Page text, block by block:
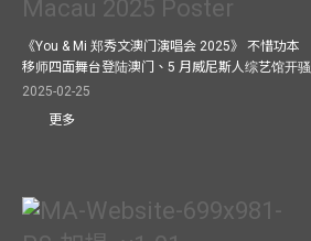
《You & Mi 郑秀文澳门演唱会 2025》 不惜功本
移师四面舞台登陆澳门、5 月威尼斯人综艺馆开骚
2025-02-25
更多